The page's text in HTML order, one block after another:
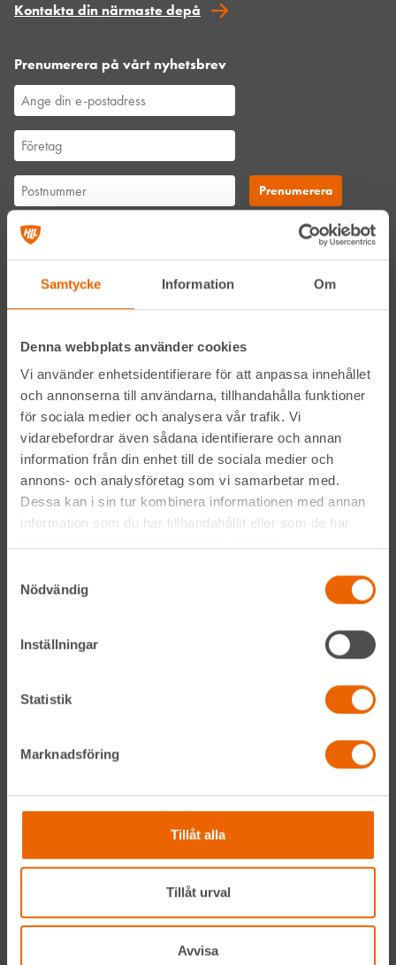
Samtycke Information Om
Denna webbplats använder cookies
Vi använder enhetsidentifierare för att anpassa innehållet
och annonserna till användarna, tillhandahålla funktioner
för sociala medier och analysera vår trafik. Vi
vidarebefordrar även sådana identifierare och annan
information från din enhet till de sociala medier och
annons- och analysföretag som vi samarbetar med.
Dessa kan i sin tur kombinera informationen med annan
information som du har tillhandahållit eller som de har
Nödvändig
Inställningar
Statistik
Marknadsföring
Tillåt alla
Tillåt urval
Avvisa
Kontakta din närmaste depå
Prenumerera på vårt nyhetsbrev
Genom att anmäla mig till nyhetsbrevet godkänner jag
Hyreslandslagets
Alltid nära
Facebook
Instagram
LinkedIn
Navigation
Våra maskiner
Våra depåer
Hållbarhet
HLL x Maskinera